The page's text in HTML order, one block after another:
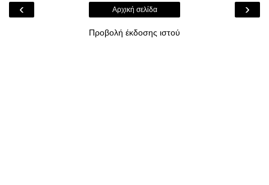
‹ ›
Αρχική σελίδα
Προβολή έκδοσης ιστού